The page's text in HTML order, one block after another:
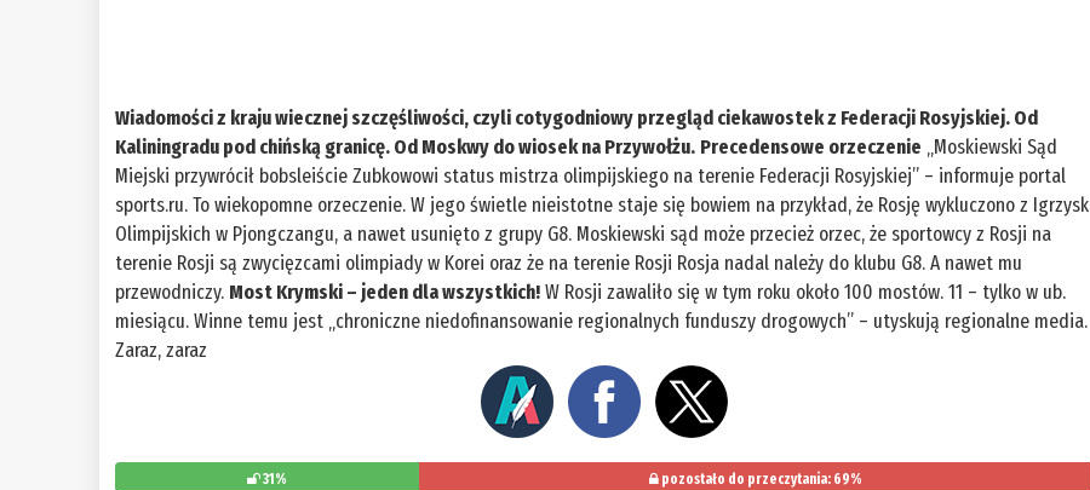
Wiadomości z kraju wiecznej szczęśliwości, czyli cotygodniowy przegląd ciekawostek z Federacji Rosyjskiej. Od
Kaliningradu pod chińską granicę. Od Moskwy do wiosek na Przywołżu. Precedensowe orzeczenie „Moskiewski Sąd
Miejski przywrócił bobsleiście Zubkowowi status mistrza olimpijskiego na terenie Federacji Rosyjskiej” – informuje portal
sports.ru. To wiekopomne orzeczenie. W jego świetle nieistotne staje się bowiem na przykład, że Rosję wykluczono z Igrzysk
Olimpijskich w Pjongczangu, a nawet usunięto z grupy G8. Moskiewski sąd może przecież orzec, że sportowcy z Rosji na
terenie Rosji są zwycięzcami olimpiady w Korei oraz że na terenie Rosji Rosja nadal należy do klubu G8. A nawet mu
przewodniczy. Most Krymski – jeden dla wszystkich!W Rosji zawaliło się w tym roku około 100 mostów. 11 – tylko w ub.
miesiącu. Winne temu jest „chroniczne niedofinansowanie regionalnych funduszy drogowych” – utyskują regionalne media.
Zaraz, zaraz
31% pozostało do przeczytania: 69%